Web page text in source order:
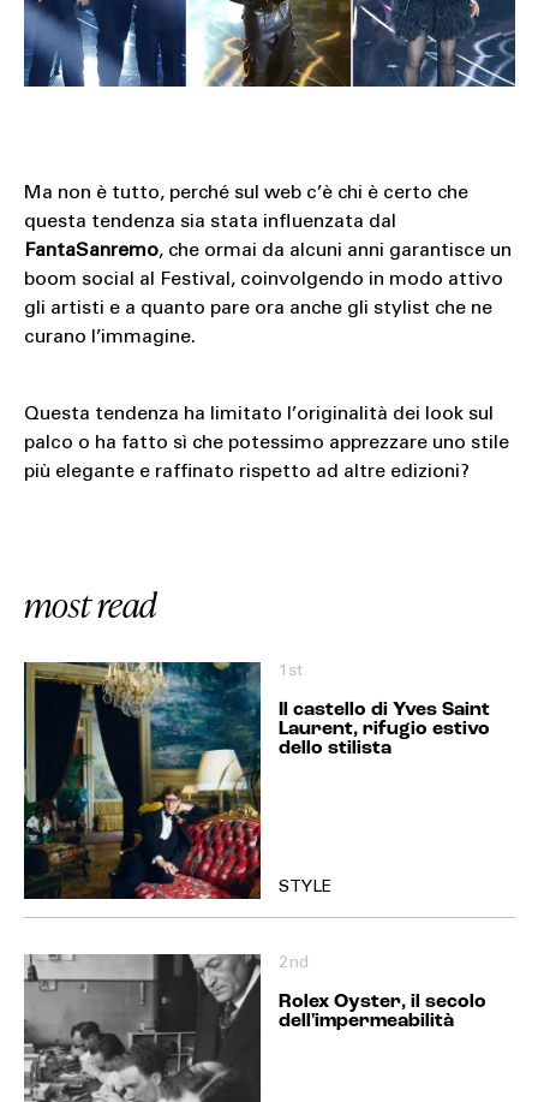
Ma non è tutto, perché sul web c’è chi è certo che
questa tendenza sia stata influenzata dal
FantaSanremo, che ormai da alcuni anni garantisce un
boom social al Festival, coinvolgendo in modo attivo
gli artisti e a quanto pare ora anche gli stylist che ne
curano l’immagine.
Questa tendenza ha limitato l’originalità dei look sul
palco o ha fatto sì che potessimo apprezzare uno stile
più elegante e raffinato rispetto ad altre edizioni?
most read
1st
Il castello di Yves Saint
Laurent, rifugio estivo
dello stilista
STYLE
2nd
Rolex Oyster, il secolo
dell'impermeabilità